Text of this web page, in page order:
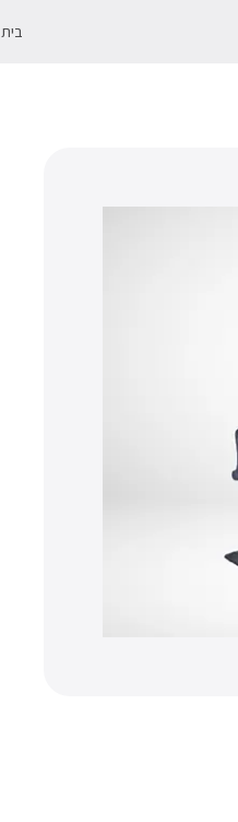
בית